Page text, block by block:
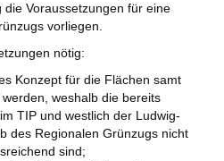
Voraussetzungen für eine
vorliegen.
nötig:
Konzept für die Flächen samt
weshalb die bereits
TIP und westlich der Ludwig-
des Regionalen Grünzugs nicht
sind;